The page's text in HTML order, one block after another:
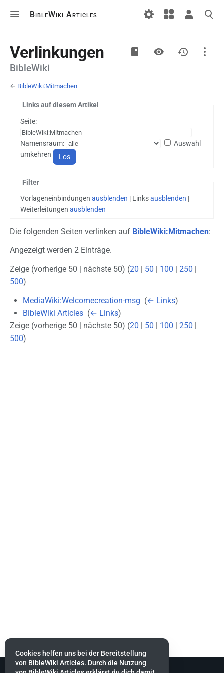
BibleWiki Articles
Verlinkungen
BibleWiki
Ansichten
Projektseite
Diskussion
Druckversion
← BibleWiki:Mitmachen
Links auf diesem Artikel
Seite:
Namensraum:
Auswahl
umkehren
Filter
Vorlageneinbindungen ausblenden | Linksausblenden |
Weiterleitungen ausblenden
Die folgenden Seiten verlinken auf BibleWiki:Mitmachen:
Angezeigt werden 2 Einträge.
Zeige (vorherige 50 | nächste 50) (20 | 50 | 100 | 250 |
500)
MediaWiki:Welcomecreation-msg (← Links)
BibleWiki Articles‎ (← Links)
Zeige (vorherige 50 | nächste 50) (20 | 50 | 100 | 250 |
500)
Cookies helfen uns bei der Bereitstellung
von BibleWiki Articles. Durch die Nutzung